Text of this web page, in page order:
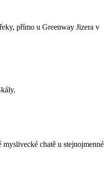
přímo u Greenway Jizera v
chatě u stejnojmenné